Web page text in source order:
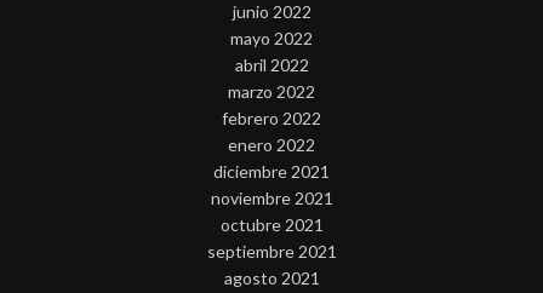
junio 2022
mayo 2022
abril 2022
marzo 2022
febrero 2022
enero 2022
diciembre 2021
noviembre 2021
octubre 2021
septiembre 2021
agosto 2021